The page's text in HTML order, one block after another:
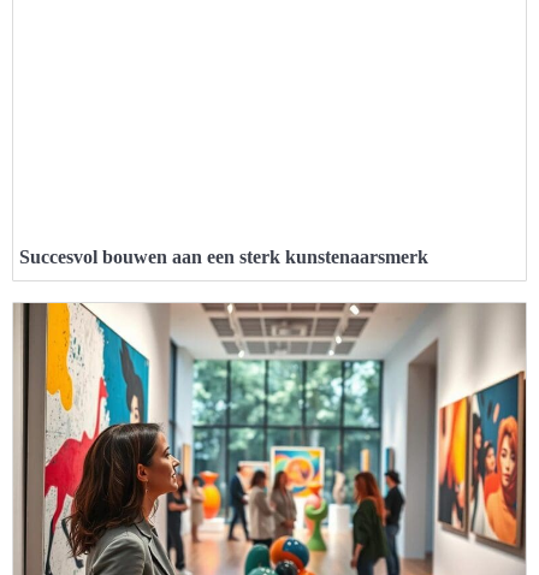
Succesvol bouwen aan een sterk kunstenaarsmerk